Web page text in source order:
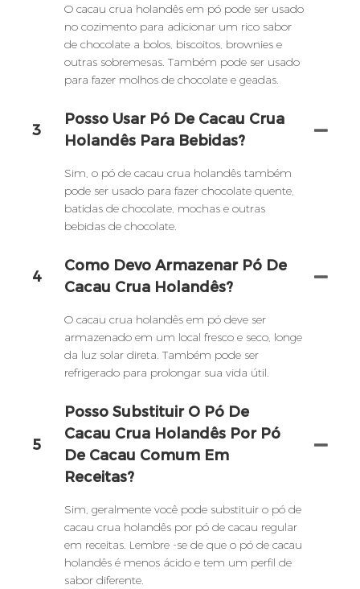
O cacau crua holandês em pó pode ser usado
no cozimento para adicionar um rico sabor
de chocolate a bolos, biscoitos, brownies e
outras sobremesas. Também pode ser usado
para fazer molhos de chocolate e geadas.
3
Posso Usar Pó De Cacau Crua
Holandês Para Bebidas?
Sim, o pó de cacau crua holandês também
pode ser usado para fazer chocolate quente,
batidas de chocolate, mochas e outras
bebidas de chocolate.
4
Como Devo Armazenar Pó De
Cacau Crua Holandês?
O cacau crua holandês em pó deve ser
armazenado em um local fresco e seco, longe
da luz solar direta. Também pode ser
refrigerado para prolongar sua vida útil.
5
Posso Substituir O Pó De
Cacau Crua Holandês Por Pó
De Cacau Comum Em
Receitas?
Sim, geralmente você pode substituir o pó de
cacau crua holandês por pó de cacau regular
em receitas. Lembre -se de que o pó de cacau
holandês é menos ácido e tem um perfil de
sabor diferente.